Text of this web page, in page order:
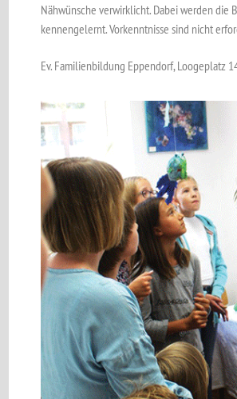
Nähwünsche verwirklicht. Dabei werden die
kennengelernt. Vorkenntnisse sind nicht
Ev. Familienbildung Eppendorf, Loogeplatz